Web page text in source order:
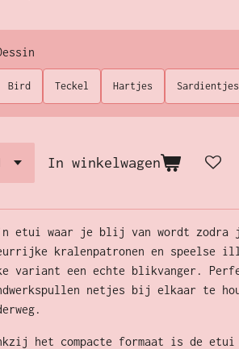
Bird Teckel Hartjes Sardientjes
In winkelwagen
etui waar je blij van wordt zodra
kralenpatronen en speelse
variant een echte blikvanger.
netjes bij elkaar te
het compacte formaat is de